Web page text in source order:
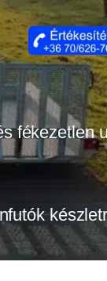
fékezetlen